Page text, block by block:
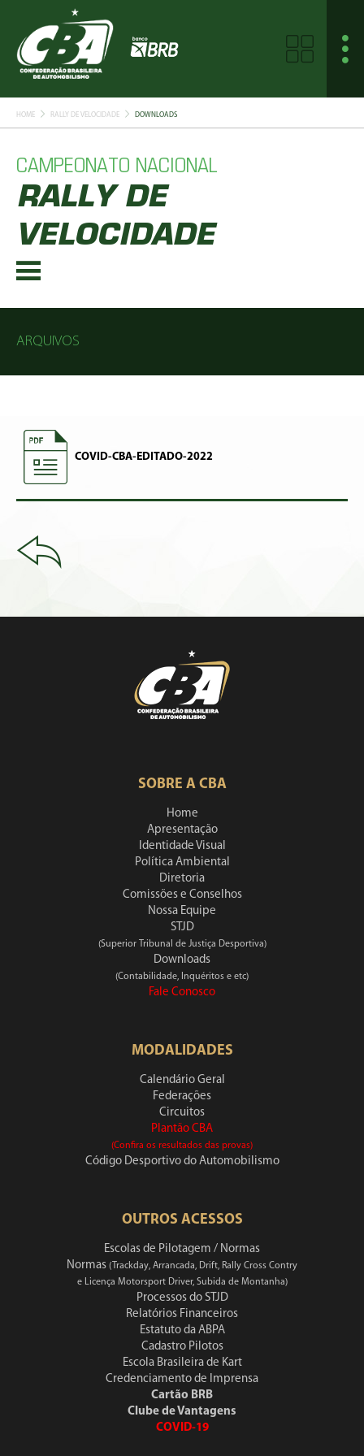
HOME RALLY DE VELOCIDADE DOWNLOADS
CAMPEONATO NACIONAL
RALLY DE
VELOCIDADE
ARQUIVOS
COVID-CBA-EDITADO-2022
SOBRE A CBA
Home
Apresentação
Identidade Visual
Política Ambiental
Diretoria
Comissões e Conselhos
Nossa Equipe
STJD
(Superior Tribunal de Justiça Desportiva)
Downloads
(Contabilidade, Inquéritos e etc)
Fale Conosco
MODALIDADES
Calendário Geral
Federações
Circuitos
Plantão CBA
(Confira os resultados das provas)
Código Desportivo do Automobilismo
OUTROS ACESSOS
Escolas de Pilotagem / Normas
Normas (Trackday, Arrancada, Drift, Rally Cross Contry
e Licença Motorsport Driver, Subida de Montanha)
Processos do STJD
Relatórios Financeiros
Estatuto da ABPA
Cadastro Pilotos
Escola Brasileira de Kart
Credenciamento de Imprensa
Cartão BRB
Clube de Vantagens
COVID-19